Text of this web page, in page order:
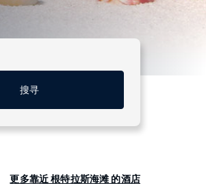
搜寻
更多靠近 根特拉斯海滩 的酒店